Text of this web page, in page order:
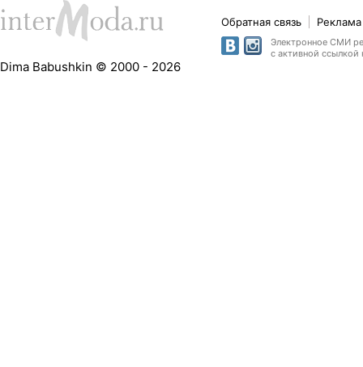
Dima Babushkin © 2000 - 2026
Обратная связь
Электронное СМИ
с активной ссылкой